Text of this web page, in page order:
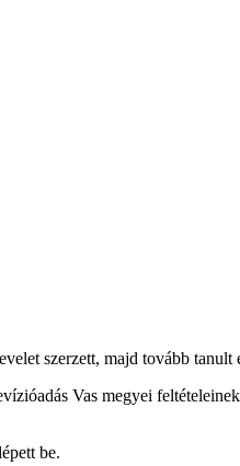
szerzett, majd tovább tanult
Vas megyei
be.